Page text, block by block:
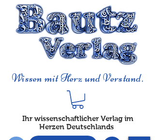
Wissen mit Herz und Verstand.
Ihr wissenschaftlicher Verlag im
Herzen Deutschlands